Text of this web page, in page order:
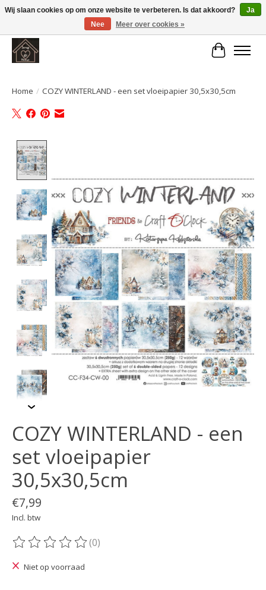
Large selection of products and fast shipping!
Home / COZY WINTERLAND - een set vloeipapier 30,5x30,5cm
COZY WINTERLAND - een
set vloeipapier
30,5x30,5cm
€7,99
Incl. btw
De beoordeling van dit product is
(0)
Niet op voorraad
Wij slaan cookies op om onze website te verbeteren. Is dat akkoord?
Ja
Nee
Meer over cookies »